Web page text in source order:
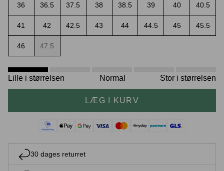
Crease protectors
Sneaker rengøring
36 36.5 37.5 38 38.5 39 40 40.5
41 42 42.5 43 44 44.5 45 45.5
46 47.5
Lille i størrelsen Normal Stor i størrelsen
LÆG I KURV
30 dages returret